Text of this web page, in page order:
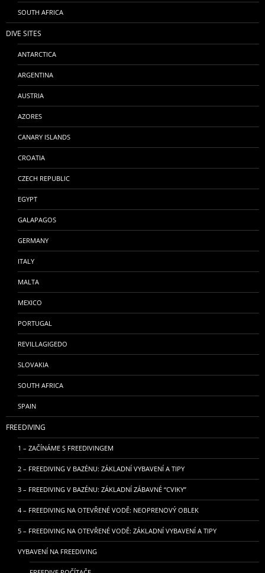
SOUTH AFRICA
DIVE SITES
ANTARCTICA
ARGENTINA
AUSTRIA
AZORES
CANARY ISLANDS
CROATIA
CZECH REPUBLIC
EGYPT
GALAPAGOS
GERMANY
ITALY
MALTA
MEXICO
PORTUGAL
REVILLAGIGEDO
SLOVAKIA
SOUTH AFRICA
SPAIN
FREEDIVING
1 – ZAČÍNÁME S FREEDIVINGEM
2 – FREEDIVING V BAZÉNU: ZÁKLADNÍ VYBAVENÍ A TIPY
3 – FREEDIVING V BAZÉNU: ZÁKLADNÍ ZÁBAVNÉ “CVIKY”
4 – FREEDIVING NA OTEVŘENÉ VODĚ: NEOPRENOVÝ OBLEK
5 – FREEDIVING NA OTEVŘENÉ VODĚ: ZÁKLADNÍ VYBAVENÍ A TIPY
VYBAVENÍ NA FREEDIVING